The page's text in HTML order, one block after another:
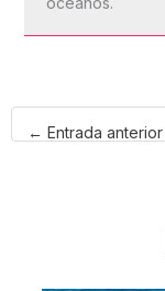
← Entrada anterior